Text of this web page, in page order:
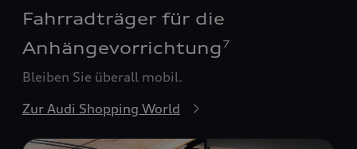
Fahrradträger für die
Anhängevorrichtung 7
Bleiben Sie überall mobil.
Zur Audi Shopping World